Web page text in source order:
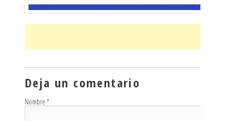
Deja un comentario
Nombre *